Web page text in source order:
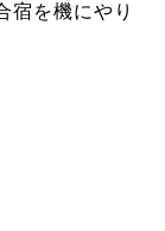
宿を機にやり